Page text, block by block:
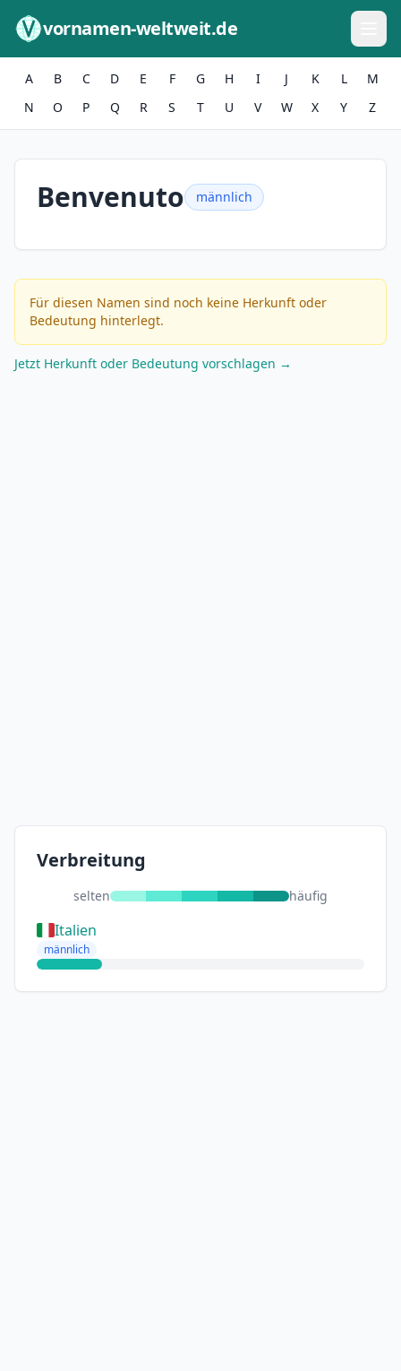
vornamen-weltweit.de
A B C D E F G H I J K L
M
N
O P Q R S T U V W X Y Z
Benvenuto männlich
Für diesen Namen sind noch keine Herkunft oder
Bedeutung hinterlegt.
Jetzt Herkunft oder Bedeutung vorschlagen →
Verbreitung
selten häufig
Italien
männlich